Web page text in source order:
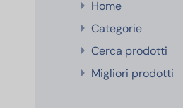
Home
Categorie
Cerca prodotti
Migliori prodotti